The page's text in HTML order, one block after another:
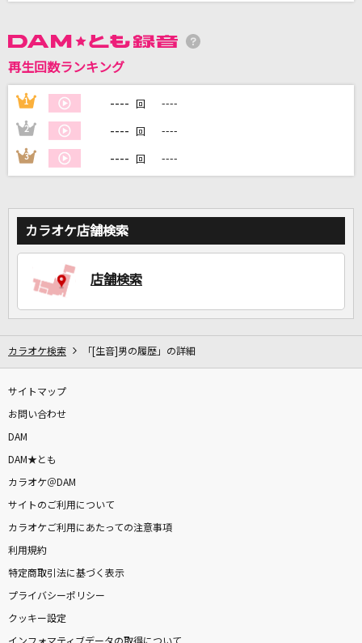
自宅でカラオケ歌い放題！
再生回数ランキング
1 ---- 回 ----
2 ---- 回 ----
3 ---- 回 ----
カラオケ店舗検索
店舗検索
カラオケ検索 「[生音]男の履歴」の詳細
サイトマップ
お問い合わせ
DAM
DAM★とも
カラオケ＠DAM
サイトのご利用について
カラオケご利用にあたっての注意事項
利用規約
特定商取引法に基づく表示
プライバシーポリシー
クッキー設定